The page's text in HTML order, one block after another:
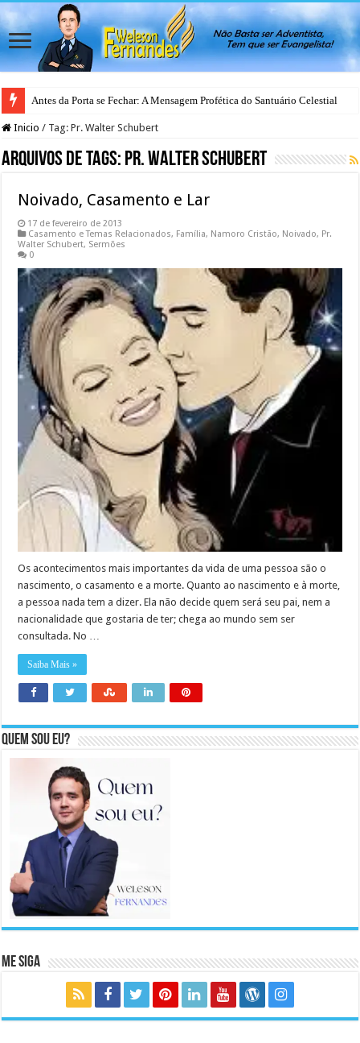
Antes da Porta se Fechar: A Mensagem Profética do Santuário Celestial
Inicio / Tag:Pr. Walter Schubert
Arquivos de Tags: Pr. Walter Schubert
Noivado, Casamento e Lar
17 de fevereiro de 2013
Casamento e Temas Relacionados, Família, Namoro Cristão, Noivado, Pr.
Walter Schubert, Sermões
0
Os acontecimentos mais importantes da vida de uma pessoa são o
nascimento, o casamento e a morte. Quanto ao nascimento e à morte,
a pessoa nada tem a dizer. Ela não decide quem será seu pai, nem a
nacionalidade que gostaria de ter; chega ao mundo sem ser
consultada. No …
Saiba Mais »
Quem sou eu?
Me Siga